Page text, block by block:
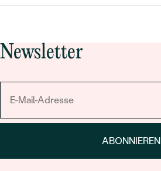
Newsletter
ABONNIEREN